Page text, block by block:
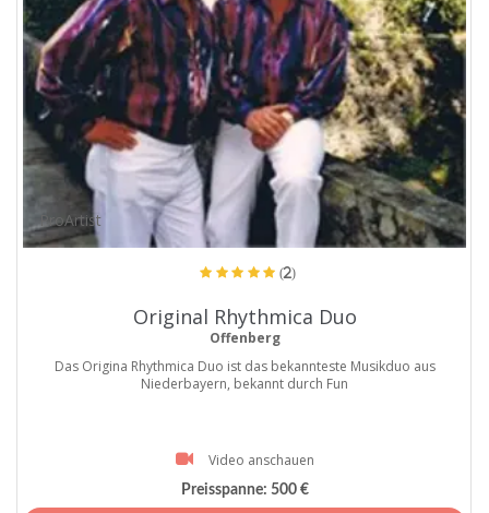
ProArtist
(2)
Original Rhythmica Duo
Offenberg
Das Origina Rhythmica Duo ist das bekannteste Musikduo aus
Niederbayern, bekannt durch Fun
Video anschauen
Preisspanne: 500 €